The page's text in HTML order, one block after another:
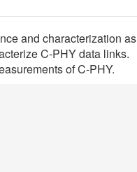
and characterization as
C-PHY data links.
of C-PHY.